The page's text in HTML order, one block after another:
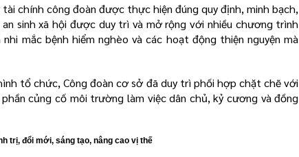
chính công đoàn được thực hiện đúng quy định, minh bạch,
sinh xã hội được duy trì và mở rộng với nhiều chương trình
mắc bệnh hiểm nghèo và các hoạt động thiện nguyện mà
tổ chức, Công đoàn cơ sở đã duy trì phối hợp chặt chẽ với
củng cố môi trường làm việc dân chủ, kỷ cương và đồng
trị, đổi mới, sáng tạo, nâng cao vị thế